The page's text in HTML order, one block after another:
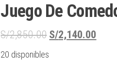
Juego De
S/2,850.00 S/2,140.00
20 disponibles